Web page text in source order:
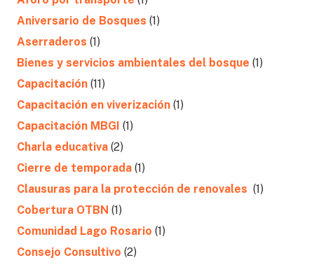
Aniversario de Bosques (1)
Aserraderos (1)
Bienes y servicios ambientales del bosque (1)
Capacitación (11)
Capacitación en viverización (1)
Capacitación MBGI (1)
Charla educativa (2)
Cierre de temporada (1)
Clausuras para la protección de renovales (1)
Cobertura OTBN (1)
Comunidad Lago Rosario (1)
Consejo Consultivo (2)